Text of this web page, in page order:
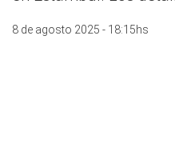
8 de agosto 2025 - 18:15hs